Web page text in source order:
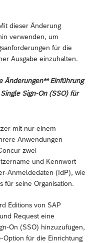
dieser Änderung
verwenden, um
für die
Ausgabe einzuhalten.
Änderungen** Einführung
Sign-On (SSO) für
mit nur einem
Anwendungen
zwei
und Kennwort
Anmeldedaten (IdP), wie
für seine Organisation.
Editions von SAP
Request eine
On (SSO) hinzuzufügen,
für die Einrichtung